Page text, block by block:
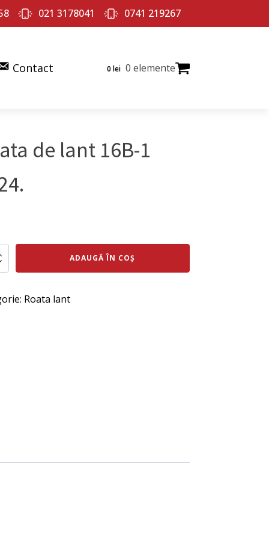
021 3178041 0741 219267
Contact 0 lei 0 elemente
de lant 16B-1
ADAUGĂ ÎN COȘ
Roata lant